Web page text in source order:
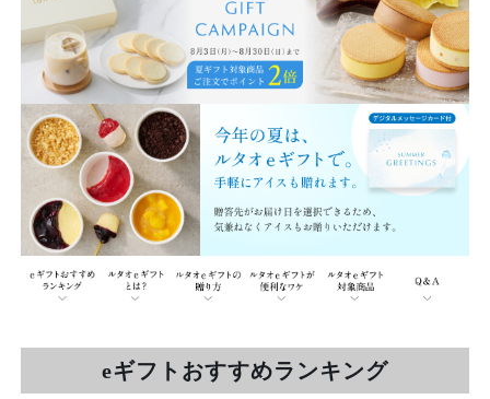
住
所
を
知
ら
な
い
相
手
も、
eギフトおすすめランキング